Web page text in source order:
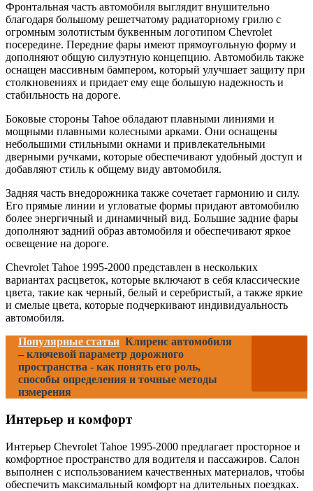
Фронтальная часть автомобиля выглядит внушительно
благодаря большому решетчатому радиаторному грилю с
огромным золотистым буквенным логотипом Chevrolet
посередине. Передние фары имеют прямоугольную форму и
дополняют общую силуэтную концепцию. Автомобиль также
оснащен массивным бампером, который улучшает защиту при
столкновениях и придает ему еще большую надежность и
стабильность на дороге.
Боковые стороны Tahoe обладают плавными линиями и
мощными плавными колесными арками. Они оснащены
небольшими стильными окнами и привлекательными
дверными ручками, которые обеспечивают удобный доступ и
добавляют стиль к общему виду автомобиля.
Задняя часть внедорожника также сочетает гармонию и силу.
Его прямые линии и угловатые формы придают автомобилю
более энергичный и динамичный вид. Большие задние фары
дополняют задний образ автомобиля и обеспечивают яркое
освещение на дороге.
Chevrolet Tahoe 1995-2000 представлен в нескольких
вариантах расцветок, которые включают в себя классические
цвета, такие как черный, белый и серебристый, а также яркие
и смелые цвета, которые подчеркивают индивидуальность
автомобиля.
Популярные статьи Клиренс автомобиля
– ключевой параметр дорожного
пространства - как понять его роль,
способы определения и точные методы
измерения
Интерьер и комфорт
Интерьер Chevrolet Tahoe 1995-2000 предлагает просторное и
комфортное пространство для водителя и пассажиров. Салон
выполнен с использованием качественных материалов, чтобы
обеспечить максимальный комфорт на длительных поездках.